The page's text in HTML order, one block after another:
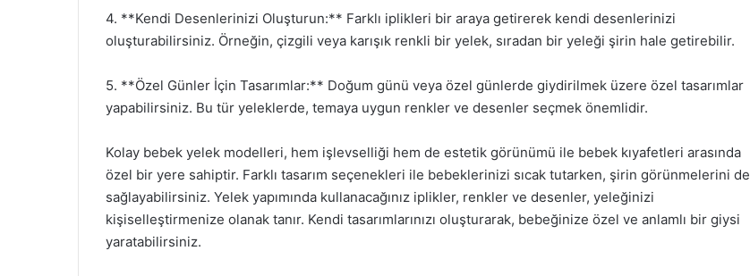
4. **Kendi Desenlerinizi Oluşturun:** Farklı iplikleri bir araya getirerek kendi desenlerinizi
oluşturabilirsiniz. Örneğin, çizgili veya karışık renkli bir yelek, sıradan bir yeleği şirin hale getirebilir.
5. **Özel Günler İçin Tasarımlar:** Doğum günü veya özel günlerde giydirilmek üzere özel tasarımlar
yapabilirsiniz. Bu tür yeleklerde, temaya uygun renkler ve desenler seçmek önemlidir.
Kolay bebek yelek modelleri, hem işlevselliği hem de estetik görünümü ile bebek kıyafetleri arasında
özel bir yere sahiptir. Farklı tasarım seçenekleri ile bebeklerinizi sıcak tutarken, şirin görünmelerini de
sağlayabilirsiniz. Yelek yapımında kullanacağınız iplikler, renkler ve desenler, yeleğinizi
kişiselleştirmenize olanak tanır. Kendi tasarımlarınızı oluşturarak, bebeğinize özel ve anlamlı bir giysi
yaratabilirsiniz.